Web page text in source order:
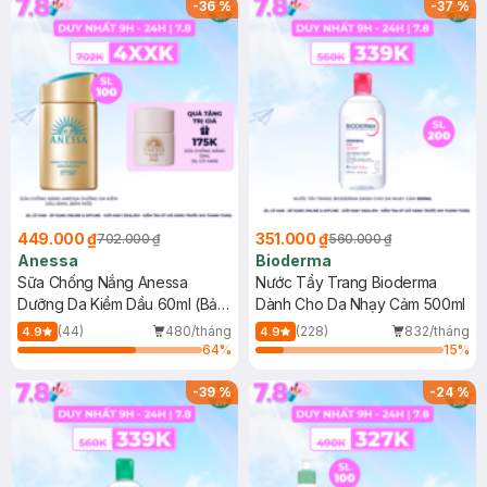
-36%
449.000 ₫702.000 ₫
Anessa
Sữa Chống Nắng Anessa
Dưỡng Da Kiềm Dầu 60ml (Bản
Mới)
4.9 (44)
480/tháng
64%
-37%
351.000 ₫560.000 ₫
Bioderma
Nước Tẩy Trang Bioderma
Dành Cho Da Nhạy Cảm 500ml
4.9 (228)
832/tháng
15%
-39% -24%